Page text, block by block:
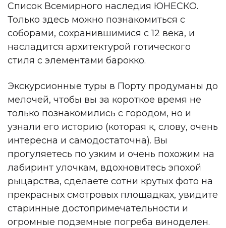
Список Всемирного наследия ЮНЕСКО.
Только здесь можно познакомиться с
соборами, сохранившимися с 12 века, и
насладится архитектурой готического
стиля с элементами барокко.
Экскурсионные туры в Порту продуманы до
мелочей, чтобы вы за короткое время не
только познакомились с городом, но и
узнали его историю (которая к, слову, очень
интересна и самодостаточна). Вы
прогуляетесь по узким и очень похожим на
лабиринт улочкам, вдохновитесь эпохой
рыцарства, сделаете сотни крутых фото на
прекрасных смотровых площадках, увидите
старинные достопримечательности и
огромные подземные погреба виноделен.